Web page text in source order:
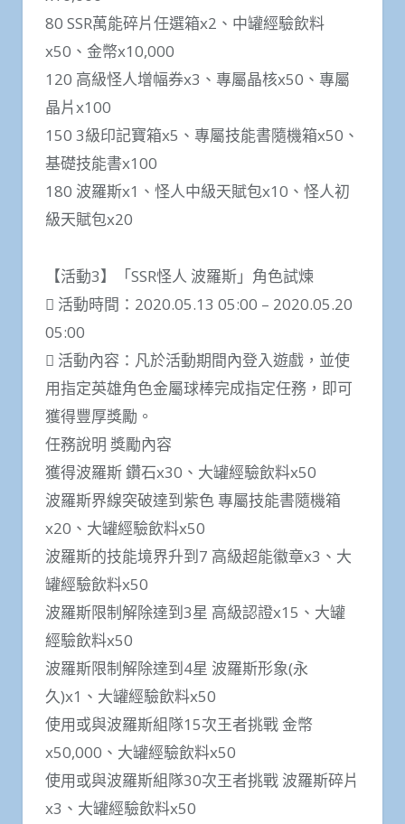
80 SSR萬能碎片任選箱x2、中罐經驗飲料
x50、金幣x10,000
120 高級怪人增幅券x3、專屬晶核x50、專屬
晶片x100
150 3級印記寶箱x5、專屬技能書隨機箱x50、
基礎技能書x100
180 波羅斯x1、怪人中級天賦包x10、怪人初
級天賦包x20
【活動3】「SSR怪人 波羅斯」角色試煉
 活動時間：2020.05.13 05:00 – 2020.05.20
05:00
 活動內容：凡於活動期間內登入遊戲，並使
用指定英雄角色金屬球棒完成指定任務，即可
獲得豐厚獎勵。
任務說明 獎勵內容
獲得波羅斯 鑽石x30、大罐經驗飲料x50
波羅斯界線突破達到紫色 專屬技能書隨機箱
x20、大罐經驗飲料x50
波羅斯的技能境界升到7 高級超能徽章x3、大
罐經驗飲料x50
波羅斯限制解除達到3星 高級認證x15、大罐
經驗飲料x50
波羅斯限制解除達到4星 波羅斯形象(永
久)x1、大罐經驗飲料x50
使用或與波羅斯組隊15次王者挑戰 金幣
x50,000、大罐經驗飲料x50
使用或與波羅斯組隊30次王者挑戰 波羅斯碎片
x3、大罐經驗飲料x50